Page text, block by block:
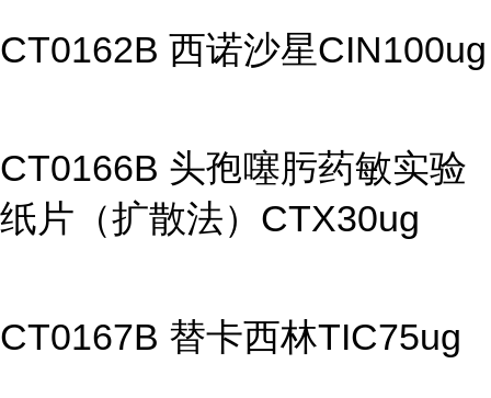
CT0162B 西诺沙星CIN100ug
CT0166B 头孢噻肟药敏实验
纸片（扩散法）CTX30ug
CT0167B 替卡西林TIC75ug